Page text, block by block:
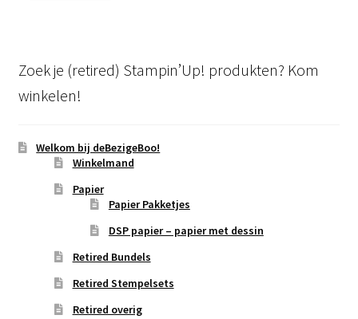
Zoek je (retired) Stampin’Up! produkten? Kom
winkelen!
Welkom bij deBezigeBoo!
Winkelmand
Papier
Papier Pakketjes
DSP papier – papier met dessin
Retired Bundels
Retired Stempelsets
Retired overig